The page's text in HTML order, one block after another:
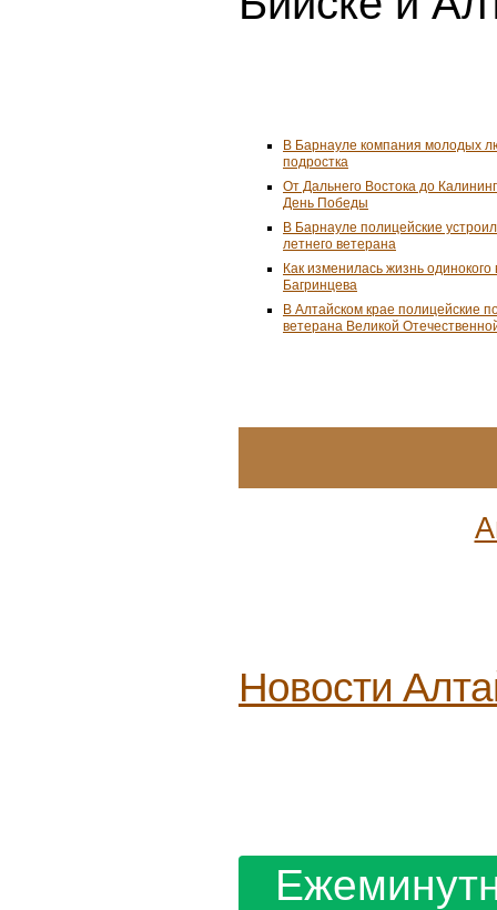
В Барнауле компания молодых
подростка
От Дальнего Востока до
День Победы
В Барнауле полицейские
летнего ветерана
Как изменилась жизнь
Багринцева
В Алтайском крае полицейские
ветерана Великой
Новости